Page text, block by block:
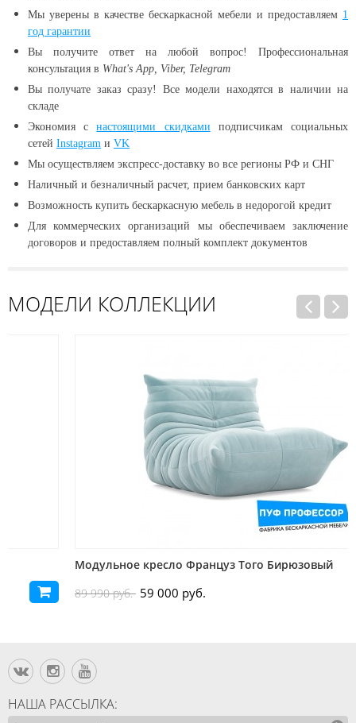
Мы уверены в качестве бескаркасной мебели и предоставляем 1
год гарантии
Вы получите ответ на любой вопрос! Профессиональная
консультация в What's App, Viber, Telegram
Вы получате заказ сразу! Все модели находятся в наличии на
складе
Экономия снастоящими скидками подписчикам социальных
сетей Instagram и VK
Мы осуществляем экспресс-доставку во все регионы РФ и СНГ
Наличный и безналичный расчет, прием банковских карт
Возможность купить бескаркасную мебель в недорогой кредит
Для коммерческих организаций мы обеспечиваем заключение
договоров и предоставляем полный комплект документов
МОДЕЛИ КОЛЛЕКЦИИ
Модульное кресло Француз Того Бирюзовый
89 990 руб.
59 000 руб.
НАША РАССЫЛКА: